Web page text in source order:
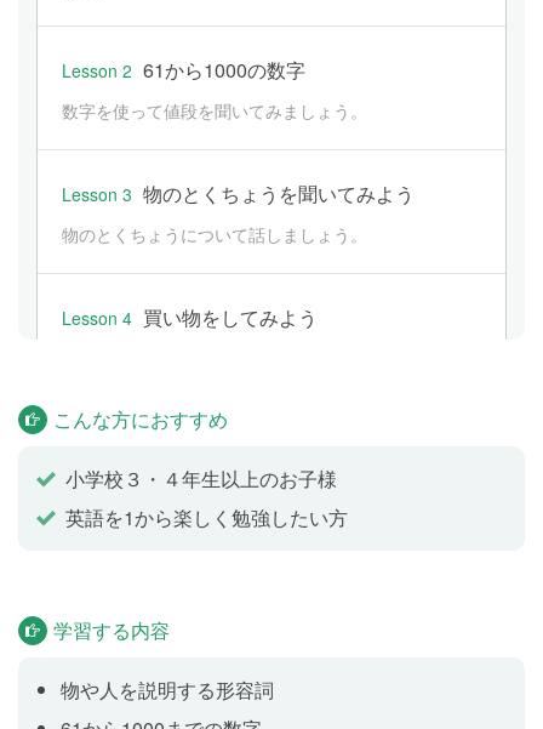
Lesson 2 61から1000の数字
数字を使って値段を聞いてみましょう。
Lesson 3 物のとくちょうを聞いてみよう
物のとくちょうについて話しましょう。
Lesson 4 買い物をしてみよう
Lesson 5 テスト
これまでのレッスンの内容をおさらいします。
教科の名前を英語で言ってみましょう。
Lesson 7 人のとくちょう
こんな方におすすめ
小学校３・４年生以上のお子様
英語を1から楽しく勉強したい方
学習する内容
物や人を説明する形容詞